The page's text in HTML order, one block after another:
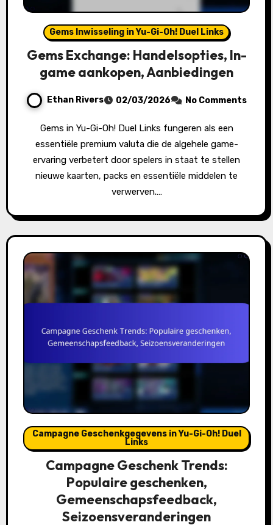
Gems Inwisseling in Yu-Gi-Oh! Duel Links
Gems Exchange: Handelsopties, In-
game aankopen, Aanbiedingen
Ethan Rivers 02/03/2026 No Comments
Gems in Yu-Gi-Oh! Duel Links fungeren als een
essentiële premium valuta die de algehele game-
ervaring verbetert door spelers in staat te stellen
nieuwe kaarten, packs en essentiële middelen te
verwerven.…
Campagne Geschenkgegevens in Yu-Gi-Oh! Duel
Links
Campagne Geschenk Trends:
Populaire geschenken,
Gemeenschapsfeedback,
Seizoensveranderingen